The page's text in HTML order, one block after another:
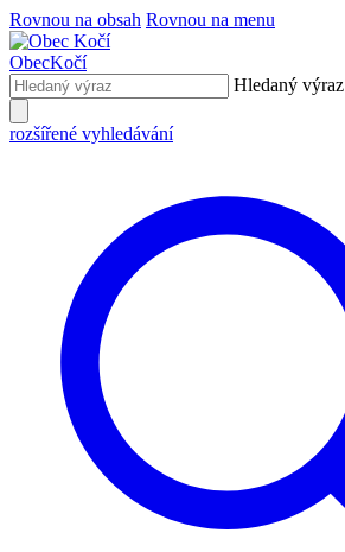
Rovnou na obsah Rovnou na menu
ObecKočí
Hledaný výraz
rozšířené vyhledávání